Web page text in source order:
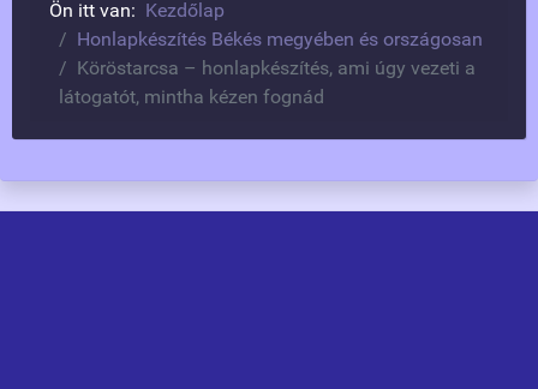
Ön itt van: Kezdőlap
Honlapkészítés Békés megyében és országosan
Köröstarcsa – honlapkészítés, ami úgy vezeti a
látogatót, mintha kézen fognád